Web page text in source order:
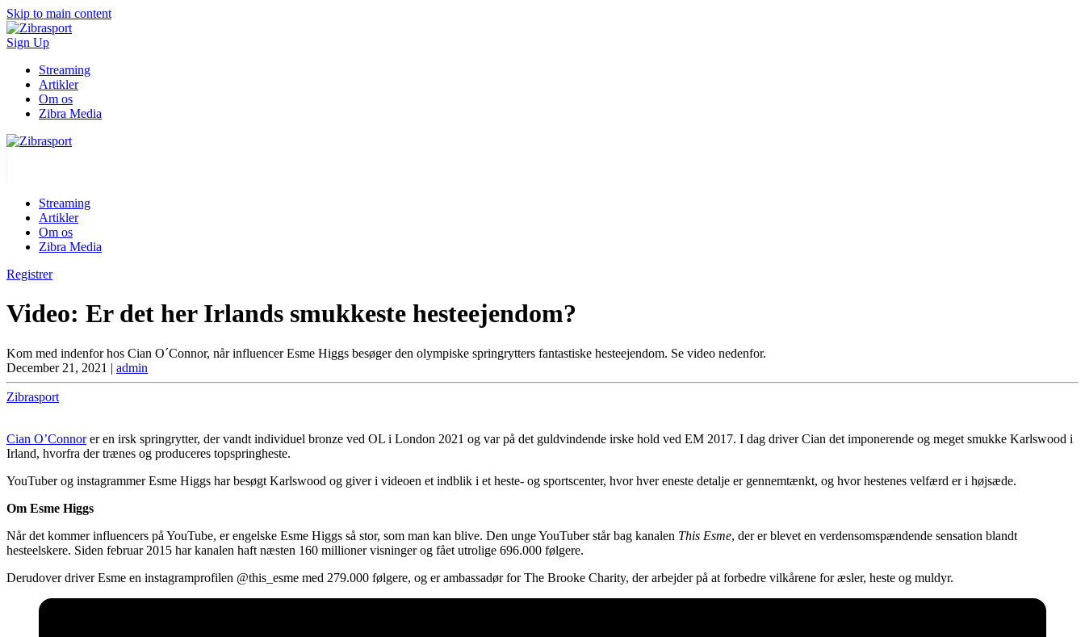
Skip to main content
Sign Up
Streaming
Artikler
Om os
Zibra Media
Streaming
Artikler
Om os
Zibra Media
Registrer
Video: Er det her Irlands smukkeste hesteejendom?
Kom med indenfor hos Cian O´Connor, når influencer Esme Higgs besøger den olympiske springrytters fantastiske hesteejendom. Se video nedenfor.
December 21, 2021 | admin
Zibrasport
Cian O’Connorer en irsk springrytter, der vandt individuel bronze ved OL i London 2021 og var på det guldvindende irske hold ved EM 2017. I dag driver Cian det imponerende og meget smukke Karlswood i
Irland, hvorfra der trænes og produceres topspringheste.
YouTuber og instagrammer Esme Higgs har besøgt Karlswood og giver i videoen et indblik i et heste- og sportscenter, hvor hver eneste detalje er gennemtænkt, og hvor hestenes velfærd er i højsæde.
Om Esme Higgs
Når det kommer influencers på ​​YouTube, er engelske Esme Higgs så stor, som man kan blive. Den unge YouTuber står bag kanalen This Esme, der er blevet en verdensomspændende sensation blandt
hesteelskere. Siden februar 2015 har kanalen haft næsten 160 millioner visninger og fået utrolige 696.000 følgere.
Derudover driver Esme en instagramprofilen @this_esme med 279.000 følgere, og er ambassadør for The Brooke Charity, der arbejder på at forbedre vilkårene for æsler, heste og muldyr.